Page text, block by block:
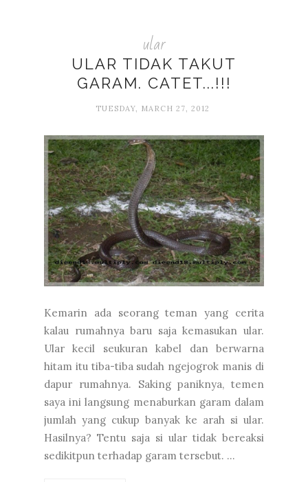
ular
ULAR TIDAK TAKUT
GARAM. CATET...!!!
TUESDAY, MARCH 27, 2012
Kemarin ada seorang teman yang cerita
kalau rumahnya baru saja kemasukan ular.
Ular kecil seukuran kabel dan berwarna
hitam itu tiba-tiba sudah ngejogrok manis di
dapur rumahnya. Saking paniknya, temen
saya ini langsung menaburkan garam dalam
jumlah yang cukup banyak ke arah si ular.
Hasilnya? Tentu saja si ular tidak bereaksi
sedikitpun terhadap garam tersebut. ...